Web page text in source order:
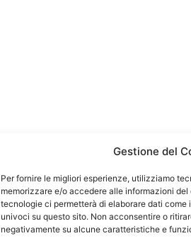
Gestione del
Per fornire le migliori esperienze, utilizziamo
memorizzare e/o accedere alle informazioni
tecnologie ci permetterà di elaborare dati
univoci su questo sito. Non acconsentire o
negativamente su alcune caratteristiche e